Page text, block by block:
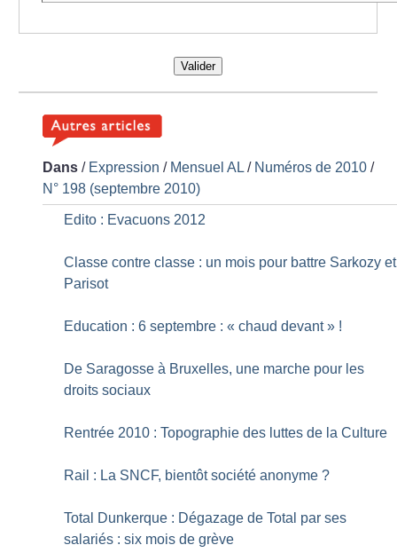
Valider
Dans / Expression / Mensuel AL / Numéros de 2010 /
N° 198 (septembre 2010)
Edito : Evacuons 2012
Classe contre classe : un mois pour battre Sarkozy et
Parisot
Education : 6 septembre : « chaud devant » !
De Saragosse à Bruxelles, une marche pour les
droits sociaux
Rentrée 2010 : Topographie des luttes de la Culture
Rail : La SNCF, bientôt société anonyme ?
Total Dunkerque : Dégazage de Total par ses
salariés : six mois de grève